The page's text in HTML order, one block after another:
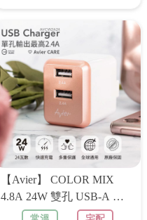
【Avier】 COLOR MIX
4.8A 24W 雙孔 USB-A 充
電器